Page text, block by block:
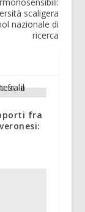
scaligera
nazionale di
ricerca
fra